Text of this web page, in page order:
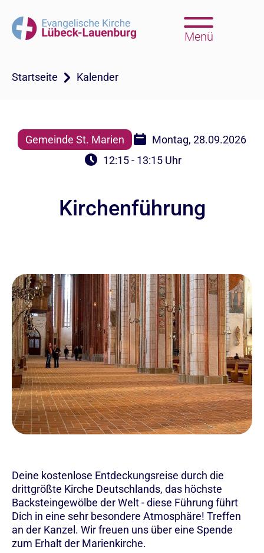
Menü
Startseite Kalender
Gemeinde St. Marien
Montag, 28.09.2026
12:15 - 13:15 Uhr
Kirchenführung
Deine kostenlose Entdeckungsreise durch die
drittgrößte Kirche Deutschlands, das höchste
Backsteingewölbe der Welt - diese Führung führt
Dich in eine sehr besondere Atmosphäre! Treffen
an der Kanzel. Wir freuen uns über eine Spende
zum Erhalt der Marienkirche.